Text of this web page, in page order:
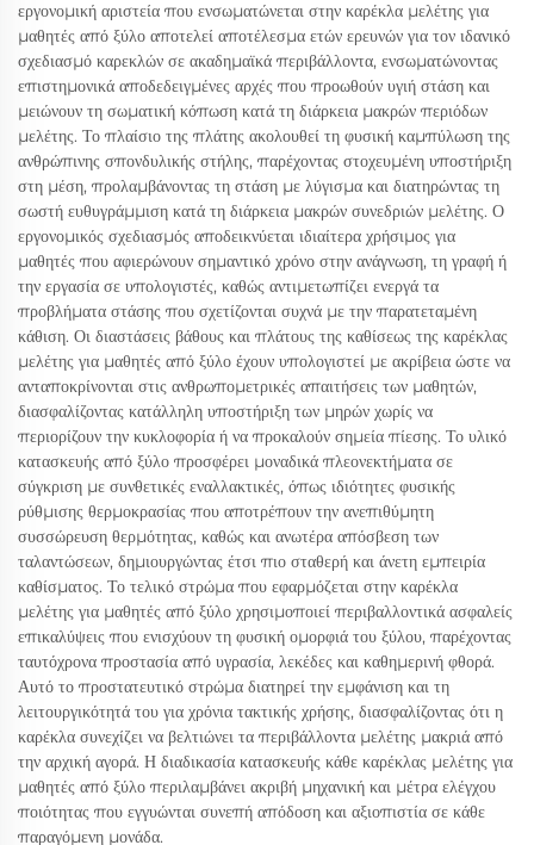
εργονομική αριστεία που ενσωματώνεται στην καρέκλα μελέτης για
μαθητές από ξύλο αποτελεί αποτέλεσμα ετών ερευνών για τον ιδανικό
σχεδιασμό καρεκλών σε ακαδημαϊκά περιβάλλοντα, ενσωματώνοντας
επιστημονικά αποδεδειγμένες αρχές που προωθούν υγιή στάση και
μειώνουν τη σωματική κόπωση κατά τη διάρκεια μακρών περιόδων
μελέτης. Το πλαίσιο της πλάτης ακολουθεί τη φυσική καμπύλωση της
ανθρώπινης σπονδυλικής στήλης, παρέχοντας στοχευμένη υποστήριξη
στη μέση, προλαμβάνοντας τη στάση με λύγισμα και διατηρώντας τη
σωστή ευθυγράμμιση κατά τη διάρκεια μακρών συνεδριών μελέτης. Ο
εργονομικός σχεδιασμός αποδεικνύεται ιδιαίτερα χρήσιμος για
μαθητές που αφιερώνουν σημαντικό χρόνο στην ανάγνωση, τη γραφή ή
την εργασία σε υπολογιστές, καθώς αντιμετωπίζει ενεργά τα
προβλήματα στάσης που σχετίζονται συχνά με την παρατεταμένη
κάθιση. Οι διαστάσεις βάθους και πλάτους της καθίσεως της καρέκλας
μελέτης για μαθητές από ξύλο έχουν υπολογιστεί με ακρίβεια ώστε να
ανταποκρίνονται στις ανθρωπομετρικές απαιτήσεις των μαθητών,
διασφαλίζοντας κατάλληλη υποστήριξη των μηρών χωρίς να
περιορίζουν την κυκλοφορία ή να προκαλούν σημεία πίεσης. Το υλικό
κατασκευής από ξύλο προσφέρει μοναδικά πλεονεκτήματα σε
σύγκριση με συνθετικές εναλλακτικές, όπως ιδιότητες φυσικής
ρύθμισης θερμοκρασίας που αποτρέπουν την ανεπιθύμητη
συσσώρευση θερμότητας, καθώς και ανωτέρα απόσβεση των
ταλαντώσεων, δημιουργώντας έτσι πιο σταθερή και άνετη εμπειρία
καθίσματος. Το τελικό στρώμα που εφαρμόζεται στην καρέκλα
μελέτης για μαθητές από ξύλο χρησιμοποιεί περιβαλλοντικά ασφαλείς
επικαλύψεις που ενισχύουν τη φυσική ομορφιά του ξύλου, παρέχοντας
ταυτόχρονα προστασία από υγρασία, λεκέδες και καθημερινή φθορά.
Αυτό το προστατευτικό στρώμα διατηρεί την εμφάνιση και τη
λειτουργικότητά του για χρόνια τακτικής χρήσης, διασφαλίζοντας ότι η
καρέκλα συνεχίζει να βελτιώνει τα περιβάλλοντα μελέτης μακριά από
την αρχική αγορά. Η διαδικασία κατασκευής κάθε καρέκλας μελέτης για
μαθητές από ξύλο περιλαμβάνει ακριβή μηχανική και μέτρα ελέγχου
ποιότητας που εγγυώνται συνεπή απόδοση και αξιοπιστία σε κάθε
παραγόμενη μονάδα.